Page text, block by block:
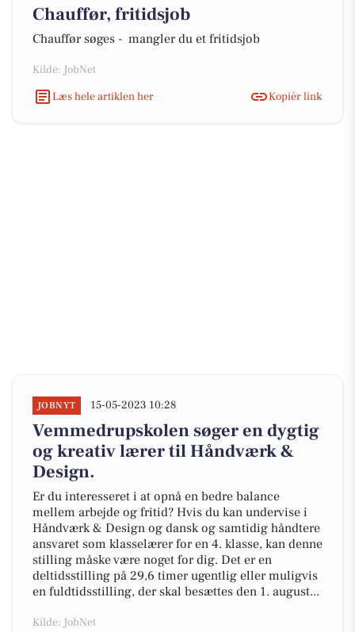
Chauffør, fritidsjob
Chauffør søges - mangler du et fritidsjob
Kilde: JobNet
Læs hele artiklen her
Kopiér link
JOBNYT 15-05-2023 10:28
Vemmedrupskolen søger en dygtig
og kreativ lærer til Håndværk &
Design.
Er du interesseret i at opnå en bedre balance
mellem arbejde og fritid? Hvis du kan undervise i
Håndværk & Design og dansk og samtidig håndtere
ansvaret som klasselærer for en 4. klasse, kan denne
stilling måske være noget for dig. Det er en
deltidsstilling på 29,6 timer ugentlig eller muligvis
en fuldtidsstilling, der skal besættes den 1. august...
Kilde: JobNet